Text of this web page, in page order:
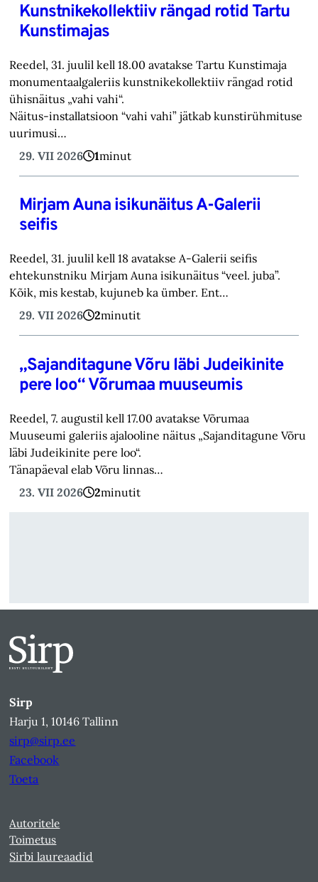
Kunstnikekollektiiv rängad rotid Tartu
Kunstimajas
Reedel, 31. juulil kell 18.00 avatakse Tartu Kunstimaja
monumentaalgaleriis kunstnikekollektiiv rängad rotid
ühisnäitus „vahi vahi“.
Näitus-installatsioon “vahi vahi” jätkab kunstirühmituse
uurimusi…
29. VII 2026
1minut
Mirjam Auna isikunäitus A-Galerii
seifis
Reedel, 31. juulil kell 18 avatakse A-Galerii seifis
ehtekunstniku Mirjam Auna isikunäitus “veel. juba”.
Kõik, mis kestab, kujuneb ka ümber. Ent…
29. VII 2026
2minutit
„Sajanditagune Võru läbi Judeikinite
pere loo“ Võrumaa muuseumis
Reedel, 7. augustil kell 17.00 avatakse Võrumaa
Muuseumi galeriis ajalooline näitus „Sajanditagune Võru
läbi Judeikinite pere loo“.
Tänapäeval elab Võru linnas…
23. VII 2026
2minutit
Sirp
Harju 1, 10146 Tallinn
sirp@sirp.ee
Facebook
Toeta
Autoritele
Toimetus
Sirbi laureaadid